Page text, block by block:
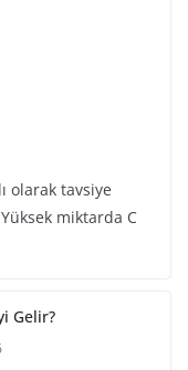
olarak tavsiye
miktarda C
Gelir?